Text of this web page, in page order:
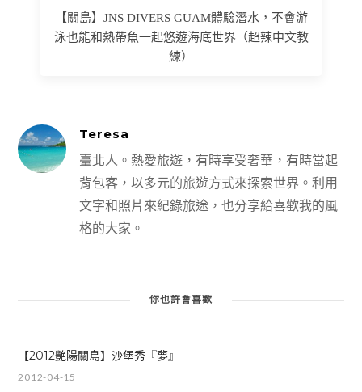
【關島】JNS DIVERS GUAM體驗潛水，不會游
泳也能和熱帶魚一起悠遊海底世界（超辣中文教
練）
Teresa
臺北人。熱愛旅遊，有時享受奢華，有時當起
背包客，以多元的旅遊方式來探索世界。利用
文字和照片來紀錄旅途，也分享給喜歡我的風
格的大家。
你也許會喜歡
【2012艷陽關島】沙堡秀『夢』
2012-04-15